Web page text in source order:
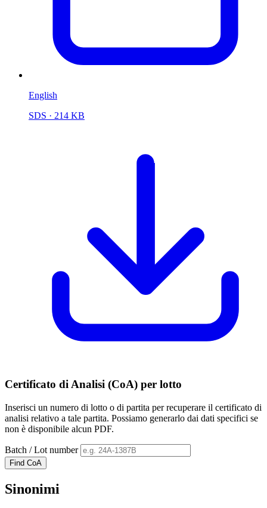
English
SDS · 214 KB
Certificato di Analisi (CoA) per lotto
Inserisci un numero di lotto o di partita per recuperare il certificato di
analisi relativo a tale partita. Possiamo generarlo dai dati specifici se
non è disponibile alcun PDF.
Batch / Lot number
Find CoA
Sinonimi